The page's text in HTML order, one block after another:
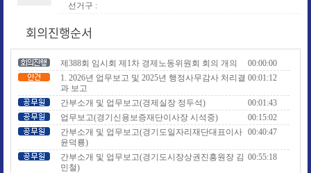
선거구 :
회의진행순서
제388회 임시회 제1차 경제노동위원회 회의 개의
00:00:00
1. 2026년 업무보고 및 2025년 행정사무감사 처리결
과 보고
00:01:12
간부소개 및 업무보고(경제실장 정두석)
00:01:43
업무보고(경기신용보증재단이사장 시석중)
00:15:02
간부소개 및 업무보고(경기도일자리재단대표이사
윤덕룡)
00:40:47
간부소개 및 업무보고(경기도시장상권진흥원장 김
민철)
00:55:18